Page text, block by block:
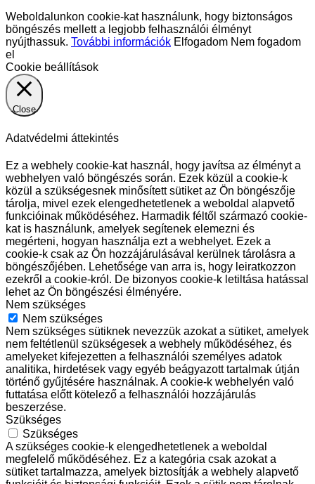
Weboldalunkon cookie-kat használunk, hogy biztonságos
böngészés mellett a legjobb felhasználói élményt
nyújthassuk. További információk Elfogadom Nem fogadom
el
Cookie beállítások
Close
Adatvédelmi áttekintés
Ez a webhely cookie-kat használ, hogy javítsa az élményt a
webhelyen való böngészés során. Ezek közül a cookie-k
közül a szükségesnek minősített sütiket az Ön böngészője
tárolja, mivel ezek elengedhetetlenek a weboldal alapvető
funkcióinak működéséhez. Harmadik féltől származó cookie-
kat is használunk, amelyek segítenek elemezni és
megérteni, hogyan használja ezt a webhelyet. Ezek a
cookie-k csak az Ön hozzájárulásával kerülnek tárolásra a
böngészőjében. Lehetősége van arra is, hogy leiratkozzon
ezekről a cookie-król. De bizonyos cookie-k letiltása hatással
lehet az Ön böngészési élményére.
Nem szükséges
Nem szükséges
Nem szükséges sütiknek nevezzük azokat a sütiket, amelyek
nem feltétlenül szükségesek a webhely működéséhez, és
amelyeket kifejezetten a felhasználói személyes adatok
analitika, hirdetések vagy egyéb beágyazott tartalmak útján
történő gyűjtésére használnak. A cookie-k webhelyén való
futtatása előtt kötelező a felhasználói hozzájárulás
beszerzése.
Szükséges
Szükséges
A szükséges cookie-k elengedhetetlenek a weboldal
megfelelő működéséhez. Ez a kategória csak azokat a
sütiket tartalmazza, amelyek biztosítják a webhely alapvető